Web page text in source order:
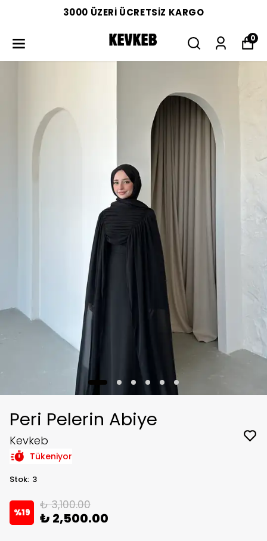
3000 ÜZERİ ÜCRETSİZ KARGO
0
Peri Pelerin Abiye
Kevkeb
Tükeniyor
Stok: 3
%19
₺ 3,100.00
₺ 2,500.00